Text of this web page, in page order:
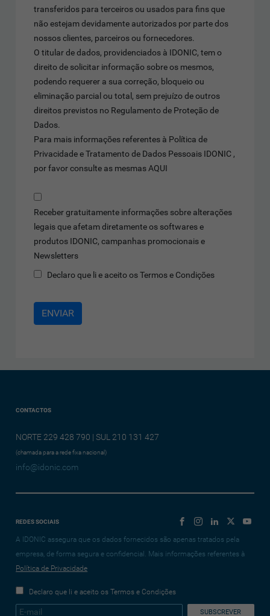
transferidos para terceiros ou usados para fins que
não estejam devidamente autorizados por parte dos
nossos clientes, parceiros ou fornecedores.
O titular de dados, providenciados à IDONIC, tem o
direito de solicitar informação sobre os mesmos,
podendo requerer a sua correção, bloqueio ou
eliminação parcial ou total, sem prejuízo de outros
direitos previstos no Regulamento de Proteção de
Dados.
Para mais informações referentes à Política de
Privacidade e Tratamento de Dados Pessoais IDONIC ,
por favor consulte as mesmas AQUI
Receber gratuitamente informações sobre alterações
legais que afetam diretamente os softwares e
produtos IDONIC, campanhas promocionais e
Newsletters
Declaro que li e aceito os Termos e Condições
CONTACTOS
NORTE 229 428 790 | SUL 210 131 427
(chamada para a rede fixa nacional)
info@idonic.com
REDES SOCIAIS
A IDONIC assegura que os dados fornecidos são apenas tratados pela
empresa, de forma segura e confidencial. Mais informações referentes à
Política de Privacidade
Declaro que li e aceito os Termos e Condições